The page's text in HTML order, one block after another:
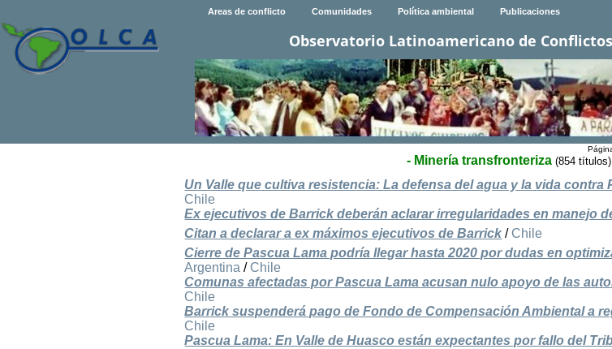
Areas de conflicto Comunidades Política ambiental Publicaciones
Observatorio Latinoamericano de
- Minería transfronteriza (854 títulos)
Un Valle que cultiva resistencia: La defensa del agua y la vida contra
Chile
Ex ejecutivos de Barrick deberán aclarar irregularidades en manejo
Citan a declarar a ex máximos ejecutivos de Barrick / Chile
Cierre de Pascua Lama podría llegar hasta 2020 por dudas en
Argentina / Chile
Comunas afectadas por Pascua Lama acusan nulo apoyo de las
Chile
Barrick suspenderá pago de Fondo de Compensación Ambiental a
Chile
Pascua Lama: En Valle de Huasco están expectantes por fallo del